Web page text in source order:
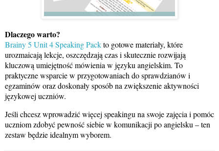
Dlaczego warto?
Brainy 5 Unit 4 Speaking Packto gotowe materiały, które
urozmaicają lekcje, oszczędzają czas i skutecznie rozwijają
kluczową umiejętność mówienia w języku angielskim. To
praktyczne wsparcie w przygotowaniach do sprawdzianów i
egzaminów oraz doskonały sposób na zwiększenie aktywności
językowej uczniów.
Jeśli chcesz wprowadzić więcej speakingu na swoje zajęcia i pomóc
uczniom zdobyć pewność siebie w komunikacji po angielsku – ten
zestaw będzie idealnym wyborem.